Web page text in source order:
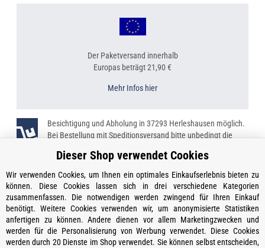
Der Paketversand innerhalb
Europas beträgt 21,90 €
Mehr Infos hier
Besichtigung und Abholung in 37293 Herleshausen möglich.
Bei Bestellung mit Speditionsversand bitte unbedingt die
Kontakt
Öffnungszeiten
Informationen
Dieser Shop verwendet Cookies
Wir verwenden Cookies, um Ihnen ein optimales Einkaufserlebnis bieten zu
können. Diese Cookies lassen sich in drei verschiedene Kategorien
zusammenfassen. Die notwendigen werden zwingend für Ihren Einkauf
benötigt. Weitere Cookies verwenden wir, um anonymisierte Statistiken
anfertigen zu können. Andere dienen vor allem Marketingzwecken und
werden für die Personalisierung von Werbung verwendet. Diese Cookies
werden durch 20 Dienste im Shop verwendet. Sie können selbst entscheiden,